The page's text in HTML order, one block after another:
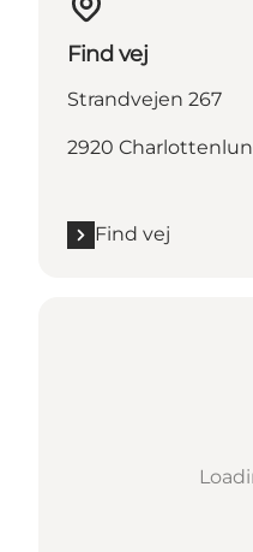
Find vej
Strandvejen 267
2920
Find vej